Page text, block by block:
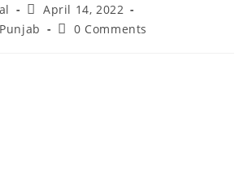
April 14, 2022
Punjab 0 Comments